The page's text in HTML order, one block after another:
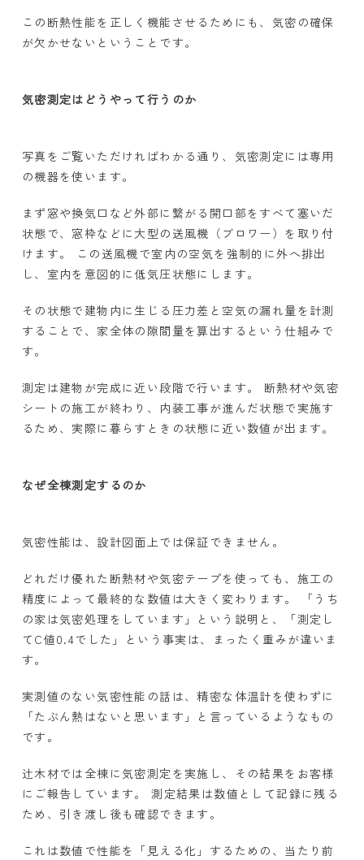
この断熱性能を正しく機能させるためにも、気密の確保
が欠かせないということです。
気密測定はどうやって行うのか
写真をご覧いただければわかる通り、気密測定には専用
の機器を使います。
まず窓や換気口など外部に繋がる開口部をすべて塞いだ
状態で、窓枠などに大型の送風機（ブロワー）を取り付
けます。 この送風機で室内の空気を強制的に外へ排出
し、室内を意図的に低気圧状態にします。
その状態で建物内に生じる圧力差と空気の漏れ量を計測
することで、家全体の隙間量を算出するという仕組みで
す。
測定は建物が完成に近い段階で行います。 断熱材や気密
シートの施工が終わり、内装工事が進んだ状態で実施す
るため、実際に暮らすときの状態に近い数値が出ます。
なぜ全棟測定するのか
気密性能は、設計図面上では保証できません。
どれだけ優れた断熱材や気密テープを使っても、施工の
精度によって最終的な数値は大きく変わります。 「うち
の家は気密処理をしています」という説明と、「測定し
て C値0.4でした」という事実は、まったく重みが違いま
す。
実測値のない気密性能の話は、精密な体温計を使わずに
「たぶん熱はないと思います」と言っているようなもの
です。
辻木材では全棟に気密測定を実施し、その結果をお客様
にご報告しています。 測定結果は数値として記録に残る
ため、引き渡し後も確認できます。
これは数値で性能を「見える化」するための、当たり前